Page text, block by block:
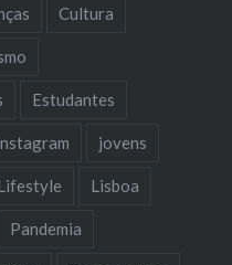
Cultura
Estudantes
jovens
Lisboa
Pandemia